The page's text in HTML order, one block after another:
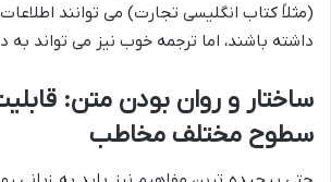
(مثلاً کتاب انگلیسی تجارت) می توانند
داشته باشند، اما ترجمه خوب نیز می تواند به
ساختار و روان بودن متن:
سطوح مختلف مخاطب